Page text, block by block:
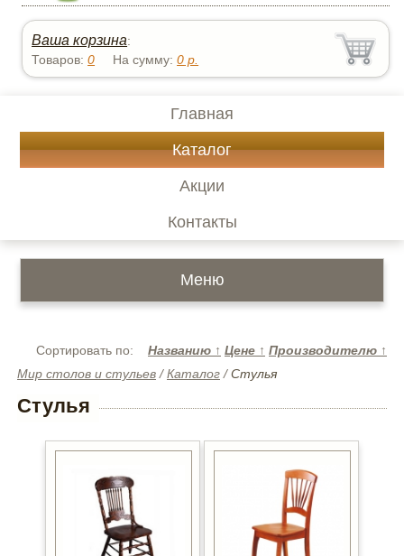
Ваша корзина:
Товаров:0 На сумму:0 р.
Главная
Каталог
Акции
Контакты
Меню
Сортировать по: Названию ↑ Цене ↑ Производителю ↑
Мир столов и стульев /Каталог /Стулья
Стулья